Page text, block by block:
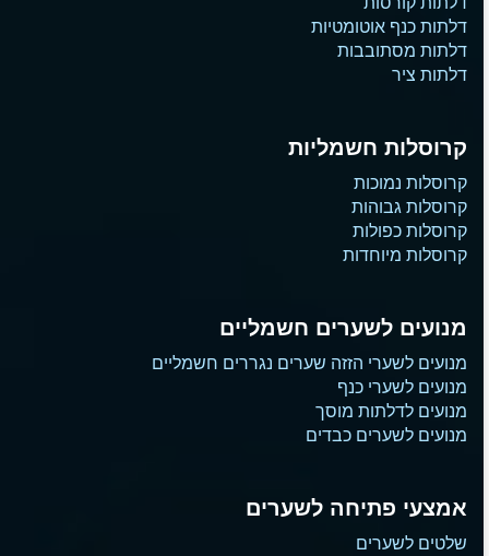
דלתות כנף אוטומטיות
דלתות מסתובבות
דלתות ציר
קרוסלות חשמליות
קרוסלות נמוכות
קרוסלות גבוהות
קרוסלות כפולות
קרוסלות מיוחדות
מנועים לשערים חשמליים
מנועים לשערי הזזה שערים נגררים חשמליים
מנועים לשערי כנף
מנועים לדלתות מוסך
מנועים לשערים כבדים
אמצעי פתיחה לשערים
שלטים לשערים